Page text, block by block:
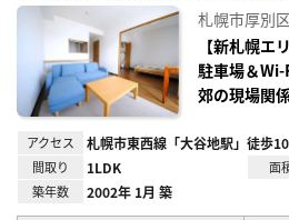
札幌市厚別区
【新札幌
駐車場＆
郊の現場関
アクセス 札幌市東西線「大谷地駅」徒歩
間取り 1LDK 面
築年数 2002年 1月 築